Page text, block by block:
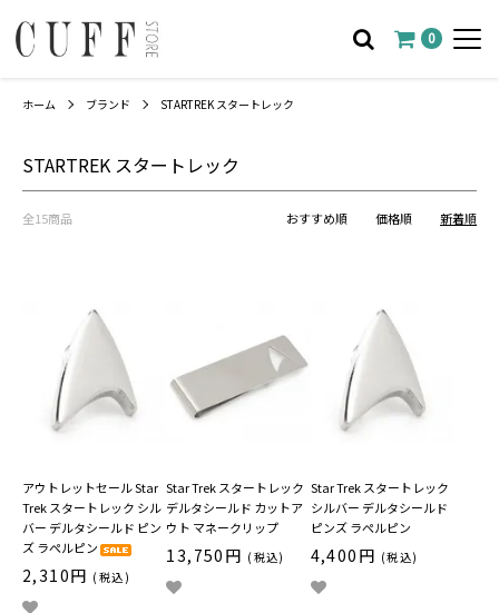
0
ホーム ブランド STARTREK スタートレック
STARTREK スタートレック
全15商品 おすすめ順 価格順 新着順
アウトレットセール Star
Trek スタートレック シル
バー デルタシールド ピン
ズ ラぺルピン
2,310円 (税込)
Star Trek スタートレック
デルタシールド カットア
ウト マネークリップ
13,750円 (税込)
Star Trek スタートレック
シルバー デルタシールド
ピンズ ラぺルピン
4,400円 (税込)